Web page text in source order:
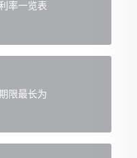
率一览表
限最长为